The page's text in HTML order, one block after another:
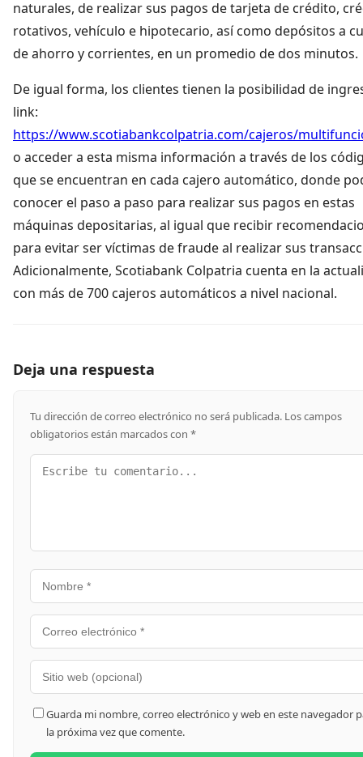
naturales, de realizar sus pagos de tarjeta de crédito,
rotativos, vehículo e hipotecario, así como depósitos a
de ahorro y corrientes, en un promedio de dos
De igual forma, los clientes tienen la posibilidad de
link:
https://www.scotiabankcolpatria.com/cajeros/
o acceder a esta misma información a través de los
que se encuentran en cada cajero automático, donde
conocer el paso a paso para realizar sus pagos en estas
máquinas depositarias, al igual que recibir
para evitar ser víctimas de fraude al realizar sus
Adicionalmente, Scotiabank Colpatria cuenta en la
con más de 700 cajeros automáticos a nivel nacional.
Deja una respuesta
Tu dirección de correo electrónico no será publicada. Los campos
obligatorios están marcados con *
Guarda mi nombre, correo electrónico y web en este navegador
la próxima vez que comente.